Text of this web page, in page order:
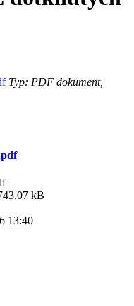
Typ: PDF dokument,
kB
13:40